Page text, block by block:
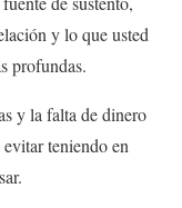
y lo que usted
profundas.
y la falta de dinero
evitar teniendo en